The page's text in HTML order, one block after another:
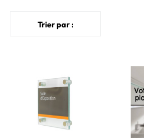
Trier par :